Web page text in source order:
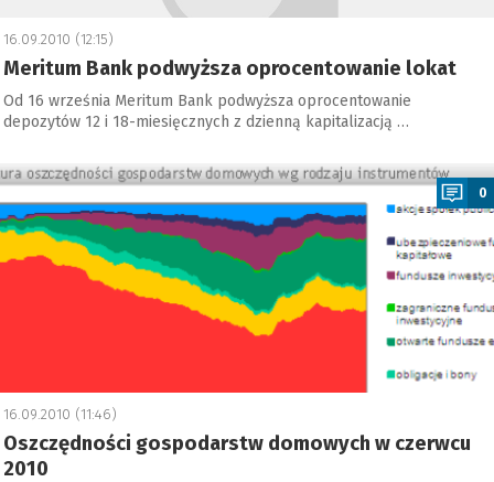
16.09.2010 (12:15)
Meritum Bank podwyższa oprocentowanie lokat
Od 16 września Meritum Bank podwyższa oprocentowanie
depozytów 12 i 18-miesięcznych z dzienną kapitalizacją …
0
16.09.2010 (11:46)
Oszczędności gospodarstw domowych w czerwcu
2010